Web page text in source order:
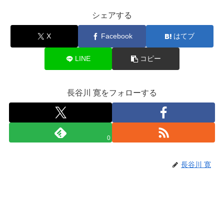
シェアする
X Facebook はてブ
LINE コピー
長谷川 寛をフォローする
0
長谷川 寛